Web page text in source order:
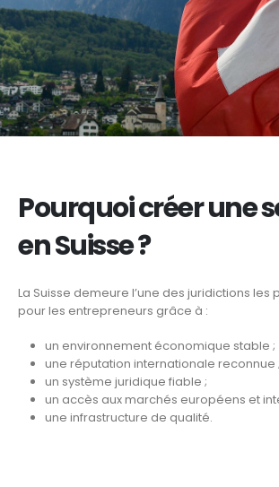
Pourquoi créer une
en Suisse ?
La Suisse demeure l’une des juridictions les
pour les entrepreneurs grâce à :
un environnement économique stable ;
une réputation internationale reconnue ;
un système juridique fiable ;
un accès aux marchés européens et
une infrastructure de qualité.